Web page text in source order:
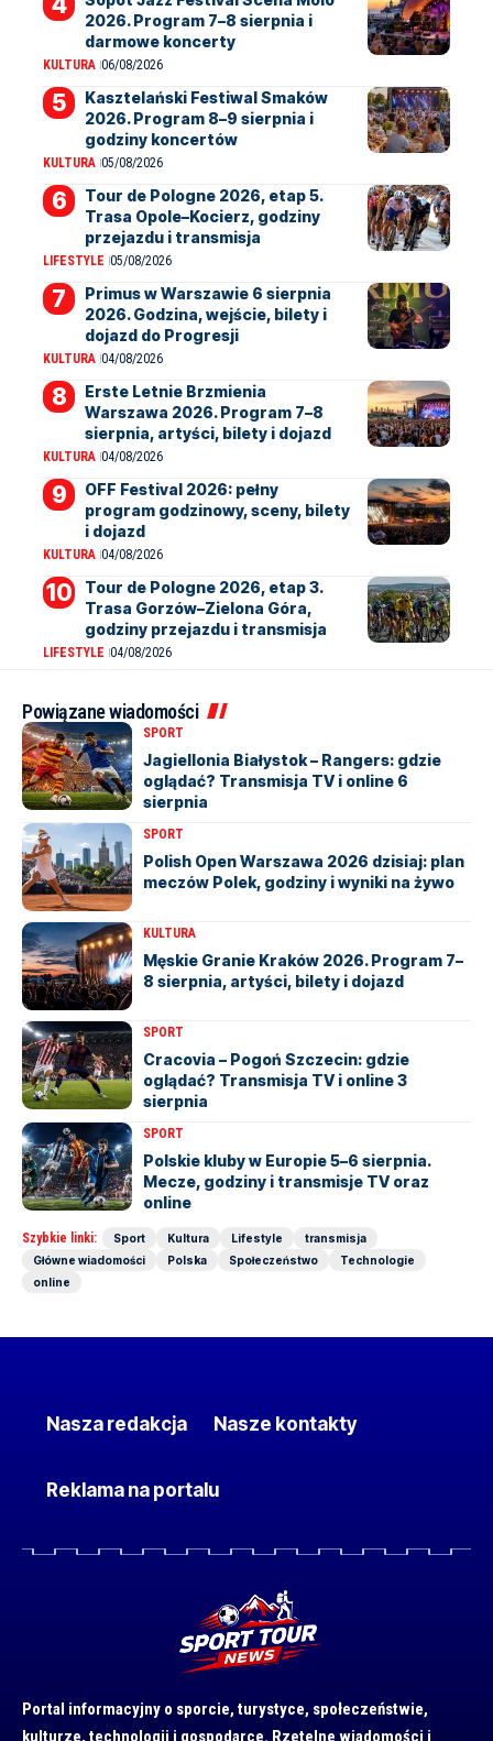
2026. Program 7–8 sierpnia i
darmowe koncerty
KULTURA 06/08/2026
Kasztelański Festiwal Smaków
2026. Program 8–9 sierpnia i
godziny koncertów
KULTURA 05/08/2026
Tour de Pologne 2026, etap 5.
Trasa Opole–Kocierz, godziny
przejazdu i transmisja
LIFESTYLE 05/08/2026
Primus w Warszawie 6 sierpnia
2026. Godzina, wejście, bilety i
dojazd do Progresji
KULTURA 04/08/2026
Erste Letnie Brzmienia
Warszawa 2026. Program 7–8
sierpnia, artyści, bilety i dojazd
KULTURA 04/08/2026
OFF Festival 2026: pełny
program godzinowy, sceny, bilety
i dojazd
KULTURA 04/08/2026
Tour de Pologne 2026, etap 3.
Trasa Gorzów–Zielona Góra,
godziny przejazdu i transmisja
LIFESTYLE 04/08/2026
Powiązane wiadomości
SPORT
Jagiellonia Białystok – Rangers: gdzie
oglądać? Transmisja TV i online 6
sierpnia
SPORT
Polish Open Warszawa 2026 dzisiaj: plan
meczów Polek, godziny i wyniki na żywo
KULTURA
Męskie Granie Kraków 2026. Program 7–
8 sierpnia, artyści, bilety i dojazd
SPORT
Cracovia – Pogoń Szczecin: gdzie
oglądać? Transmisja TV i online 3
sierpnia
SPORT
Polskie kluby w Europie 5–6 sierpnia.
Mecze, godziny i transmisje TV oraz
online
Szybkie linki: Sport Kultura Lifestyle
transmisja
Główne wiadomości
Polska Społeczeństwo
Technologie
online
Nasza redakcja Nasze kontakty
Reklama na portalu
Portal informacyjny o sporcie, turystyce, społeczeństwie,
kulturze, technologii i gospodarce. Rzetelne wiadomości i